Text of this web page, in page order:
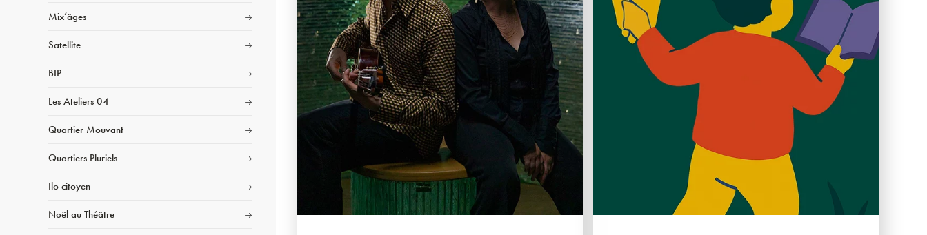
Mix’âges
Satellite
BIP
Les Ateliers 04
Quartier Mouvant
Quartiers Pluriels
Ilo citoyen
Noël au Théâtre